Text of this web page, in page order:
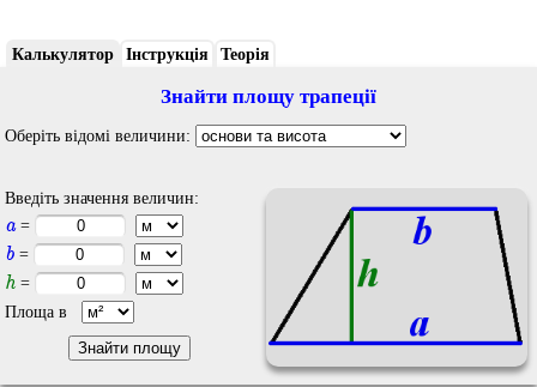
Калькулятор Інструкція Теорія
Знайти площу трапеції
Оберіть відомі величини:
Введіть значення величин:
a=
b =
h =
Площа в